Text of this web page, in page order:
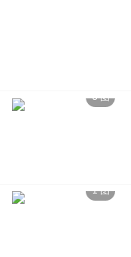
3 图
1 图